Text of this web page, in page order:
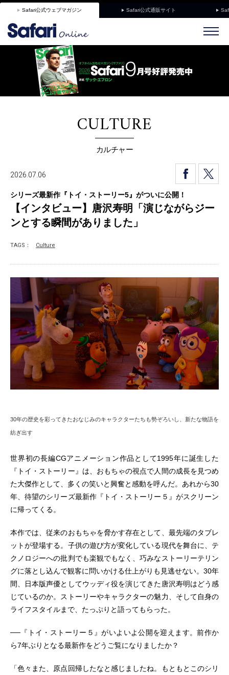
Safari公式ウェブマガジン Safari公式通販サイト
CULTURE
カルチャー
2026.07.06
シリーズ最新作『トイ・ストーリー5』がついに公開！
【インタビュー】唐沢寿明「演じながらジー
ンとする瞬間がありました」
TAGS： Culture
30年の歴史を彩ってきたおなじみのキャラクターたちも勢ぞろいし、新たな物語を
紡ぎ出す
世界初の長編CGアニメーション作品として1995年に誕生した
『トイ・ストーリー』は、おもちゃの視点で人間の成長を見つめ
た大傑作として、多くの笑いと興奮と感動を呼んだ。あれから30
年、待望のシリーズ最新作『トイ・ストーリー５』がスクリーン
に帰ってくる。
本作では、従来のおもちゃを脅かす存在として、最先端のタブレ
ットが登場する。子供の遊び方が変化している現代を舞台に、テ
クノロジーへの批判でも楽観でもなく、巧みなストーリーテリン
グに落とし込んで観客に問いかける仕上がりも見逃せない。30年
間、日本版声優としてウッディ役を演じてきた唐沢寿明はどう感
じているのか。ストーリーやキャラクターの魅力、そして自身の
ライフスタイルまで、たっぷりと語ってもらった。
──『トイ・ストーリー５』がいよいよ公開を迎えます。前作か
ら7年ぶりとなる最新作をどうご覧になりましたか？
「色々また、原点回帰したなと感じましたね。もともとこのシリ